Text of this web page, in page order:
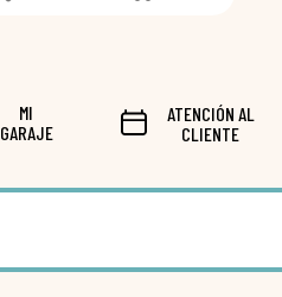
MI
GARAJE
ATENCIÓN AL
CLIENTE